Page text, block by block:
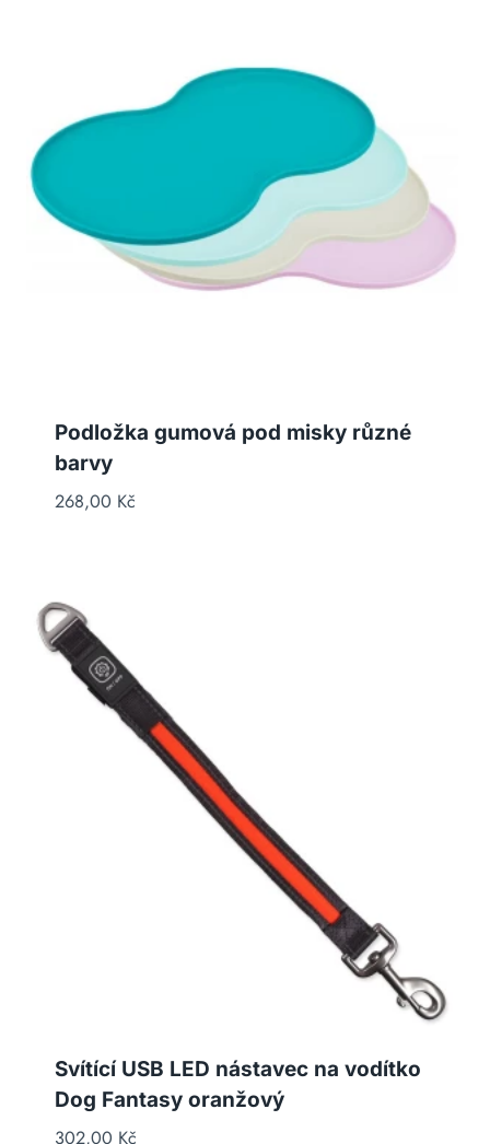
Podložka gumová pod misky různé
barvy
268,00 Kč
Svítící USB LED nástavec na vodítko
Dog Fantasy oranžový
302,00 Kč